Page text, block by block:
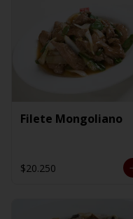
Filete Mongoliano
$20.250